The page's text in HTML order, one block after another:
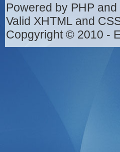
Powered by PHP and
Valid XHTML and
Copgyright © 2010 -